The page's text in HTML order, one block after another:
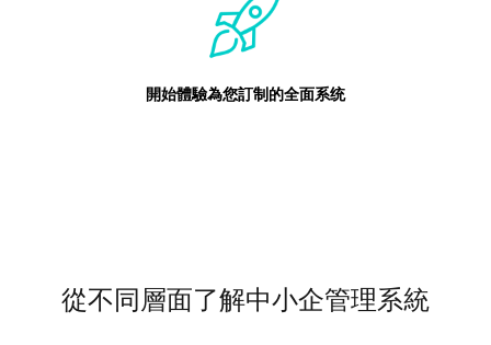
開始體驗為您訂制的全面系统
從不同層面了解中小企管理系統